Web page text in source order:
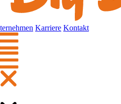
Karriere Kontakt